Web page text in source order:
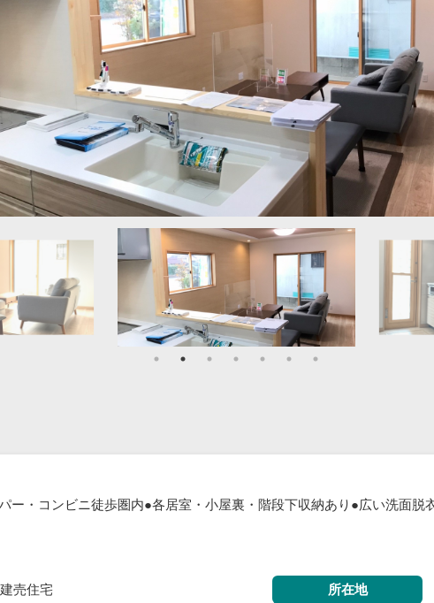
ー・コンビニ徒歩圏内●各居室・小屋裏・階段下収納あり●広い洗面脱
売住宅 所在地